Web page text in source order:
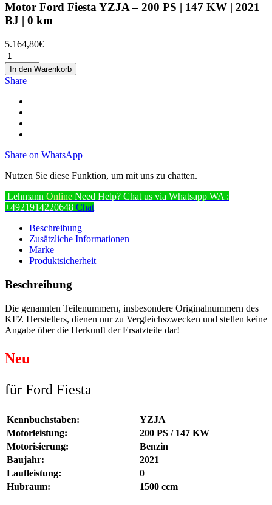
Motor Ford Fiesta YZJA – 200 PS | 147 KW | 2021
BJ | 0 km
5.164,80€
In den Warenkorb
Share
Share on WhatsApp
Nutzen Sie diese Funktion, um mit uns zu chatten.
Lehmann Online Need Help? Chat us via Whatsapp WA :
+4921914220648 Chat
Beschreibung
Zusätzliche Informationen
Marke
Produktsicherheit
Beschreibung
Die genannten Teilenummern, insbesondere Originalnummern des
KFZ Herstellers, dienen nur zu Vergleichszwecken und stellen keine
Angabe über die Herkunft der Ersatzteile dar!
Neu
für Ford Fiesta
Kennbuchstaben:
YZJA
Motorleistung:
200 PS / 147 KW
Motorisierung:
Benzin
Baujahr:
2021
Laufleistung:
0
Hubraum:
1500 ccm